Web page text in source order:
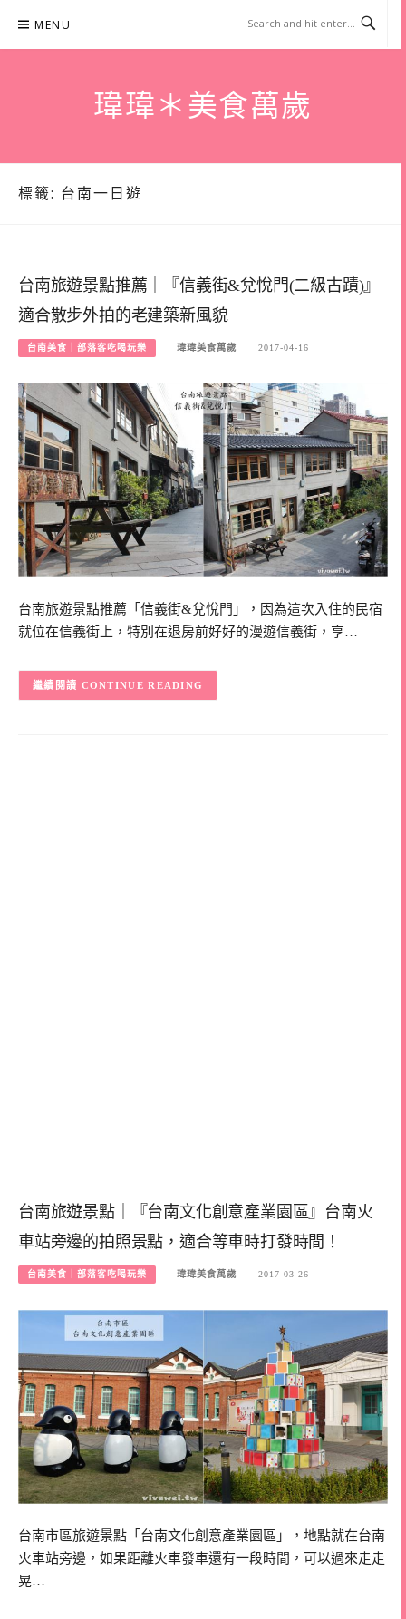
content
MENU
瑋瑋＊美食萬歲
標籤: 台南一日遊
台南旅遊景點推薦｜『信義街&兌悅門(二級古蹟)』
適合散步外拍的老建築新風貌
台南美食｜部落客吃喝玩樂 瑋瑋美食萬歲 2017-04-16
台南旅遊景點推薦「信義街&兌悅門」，因為這次入住的民宿
就位在信義街上，特別在退房前好好的漫遊信義街，享…
CONTINUE READING
台南旅遊景點｜『台南文化創意產業園區』台南火
車站旁邊的拍照景點，適合等車時打發時間！
台南美食｜部落客吃喝玩樂 瑋瑋美食萬歲 2017-03-26
台南市區旅遊景點「台南文化創意產業園區」，地點就在台南
火車站旁邊，如果距離火車發車還有一段時間，可以過來走走
晃…